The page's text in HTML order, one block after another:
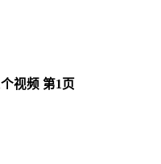
个视频 第1 页